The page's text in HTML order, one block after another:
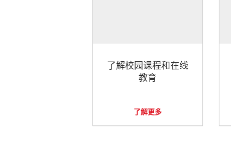
了解校园课程和在线
教育
了解更多